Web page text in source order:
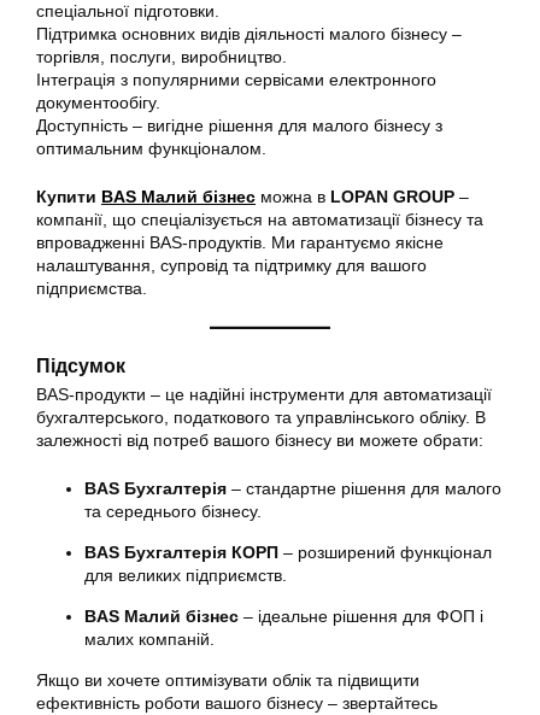
спеціальної підготовки.
Підтримка основних видів діяльності малого бізнесу –
торгівля, послуги, виробництво.
Інтеграція з популярними сервісами електронного
документообігу.
Доступність – вигідне рішення для малого бізнесу з
оптимальним функціоналом.
Купити BAS Малий бізнес можна в LOPAN GROUP –
компанії, що спеціалізується на автоматизації бізнесу та
впровадженні BAS-продуктів. Ми гарантуємо якісне
налаштування, супровід та підтримку для вашого
підприємства.
Підсумок
BAS-продукти – це надійні інструменти для автоматизації
бухгалтерського, податкового та управлінського обліку. В
залежності від потреб вашого бізнесу ви можете обрати:
BAS Бухгалтерія – стандартне рішення для малого
та середнього бізнесу.
BAS Бухгалтерія КОРП – розширений функціонал
для великих підприємств.
BAS Малий бізнес – ідеальне рішення для ФОП і
малих компаній.
Якщо ви хочете оптимізувати облік та підвищити
ефективність роботи вашого бізнесу – звертайтесь